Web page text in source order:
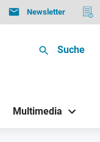
Newsletter
Suche
Multimedia